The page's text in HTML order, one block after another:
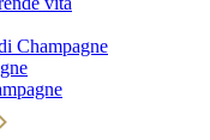
Champagne